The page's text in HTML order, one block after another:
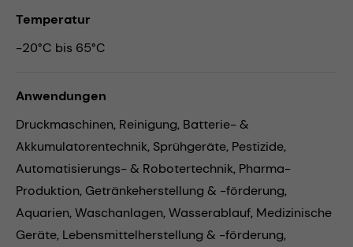
Temperatur
-20°C bis 65°C
Anwendungen
Druckmaschinen, Reinigung, Batterie- &
Akkumulatorentechnik, Sprühgeräte, Pestizide,
Automatisierungs- & Robotertechnik, Pharma-
Produktion, Getränkeherstellung & -förderung,
Aquarien,Waschanlagen,Wasserablauf, Medizinische
Geräte, Lebensmittelherstellung & -förderung,